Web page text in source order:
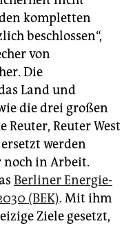
kompletten
beschlossen“,
von
Die
Land und
die drei großen
Reuter West
werden
in Arbeit.
Berliner Energie-
(BEK). Mit ihm
Ziele gesetzt,